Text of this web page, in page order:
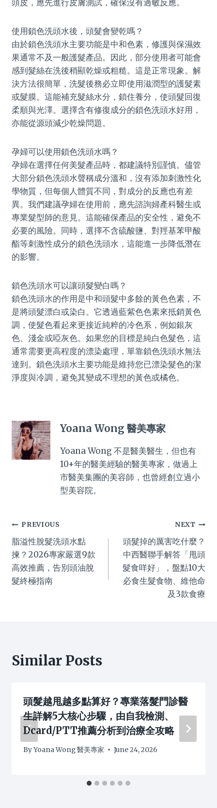
頭皮，應先進行皮膚測試，確保沒有過敏反應。
使用鎖色洗頭水後，頭髮會變乾嗎？
由於鎖色洗頭水主要功能是中和色素，修護與保濕效
果通常不及一般護髮產品。因此，部分使用者可能會
感到髮絲在洗後稍顯乾燥或粗糙。這是正常現象。解
決方法很簡單，洗髮後務必立即使用滋潤型的護髮素
或髮膜。這能補充髮絲水分，鎖住養分，使頭髮回復
柔順與光澤。選擇含有修復成分的鎖色洗頭水好用，
亦能從源頭減少乾燥問題。
孕婦可以使用鎖色洗頭水嗎？
孕婦在選擇任何美髮產品時，都建議特別謹慎。儘管
大部分鎖色洗頭水聲稱成分溫和，沒有添加刺激性化
學物質，但每個人體質不同，對成分的反應也有差
異。我們建議孕婦在使用前，應先諮詢婦產科醫生或
專業髮型師的意見。這能確保產品的安全性，避免不
必要的風險。同時，選擇不含硫酸鹽、對羥基苯甲酸
酯等刺激性成分的鎖色洗頭水，這能進一步降低潛在
的影響。
鎖色洗頭水可以讓頭髮變白嗎？
鎖色洗頭水的作用是中和頭髮中多餘的黃色色素，不
是將頭髮漂白或染白。它透過藍紫色色素來抵銷黃色
調，使髮色看起來更接近純粹的冷色系，例如銀灰
色、淺金或啞灰色。如果您的目標是純白色髮色，這
通常需要更高程度的漂染處理，單靠鎖色洗頭水無法
達到。鎖色洗頭水主要功能是維持您已漂染髮色的潔
淨度與冷調，避免其變成不理想的黃色或橘色。
Yoana Wong 醫美專家
Yoana Wong 不是醫美醫生，但也有
10+年的醫美經驗的醫美專家，做過上
市醫美集團的美容師，也曾經創立過小
型美容院。
Post
navigation
PREVIOUS
脂溢性脫髮洗頭水點
揀？2026專家嚴選9款
高效推薦，告別頭油脫
髮終極指南
NEXT
頭髮掉的厲害吃什麼？
中西醫聯手解答「甩頭
髮食咩好」，盤點10大
必食生髮食物、維他命
及3款食療
Similar Posts
頭髮越甩越多點算好？專業落髮門診醫
生詳解5大核心步驟，由自我檢測、
Dcard/PTT推薦分析到治療全攻略
ByYoana Wong 醫美專家 June 24, 2026